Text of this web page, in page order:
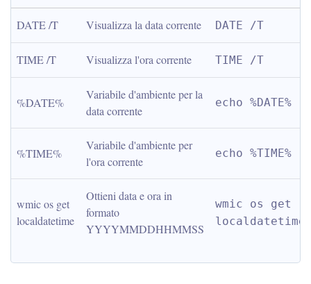
DATE /T Visualizza la data corrente DATE /T
TIME /T Visualizza l'ora corrente TIME /T
%DATE%
Variabile d'ambiente per la
data corrente
echo %DATE%
%TIME%
Variabile d'ambiente per
l'ora corrente
echo %TIME%
wmic os get
localdatetime
Ottieni data e ora in
formato
YYYYMMDDHHMMSS
wmic os get
localdatetime